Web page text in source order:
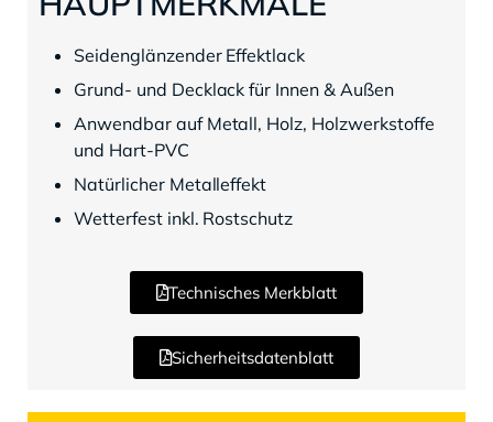
Seidenglänzender Effektlack
Grund- und Decklack für Innen & Außen
Anwendbar auf Metall, Holz, Holzwerkstoffe
und Hart-PVC
Natürlicher Metalleffekt
Wetterfest inkl. Rostschutz
Technisches Merkblatt
Sicherheitsdatenblatt